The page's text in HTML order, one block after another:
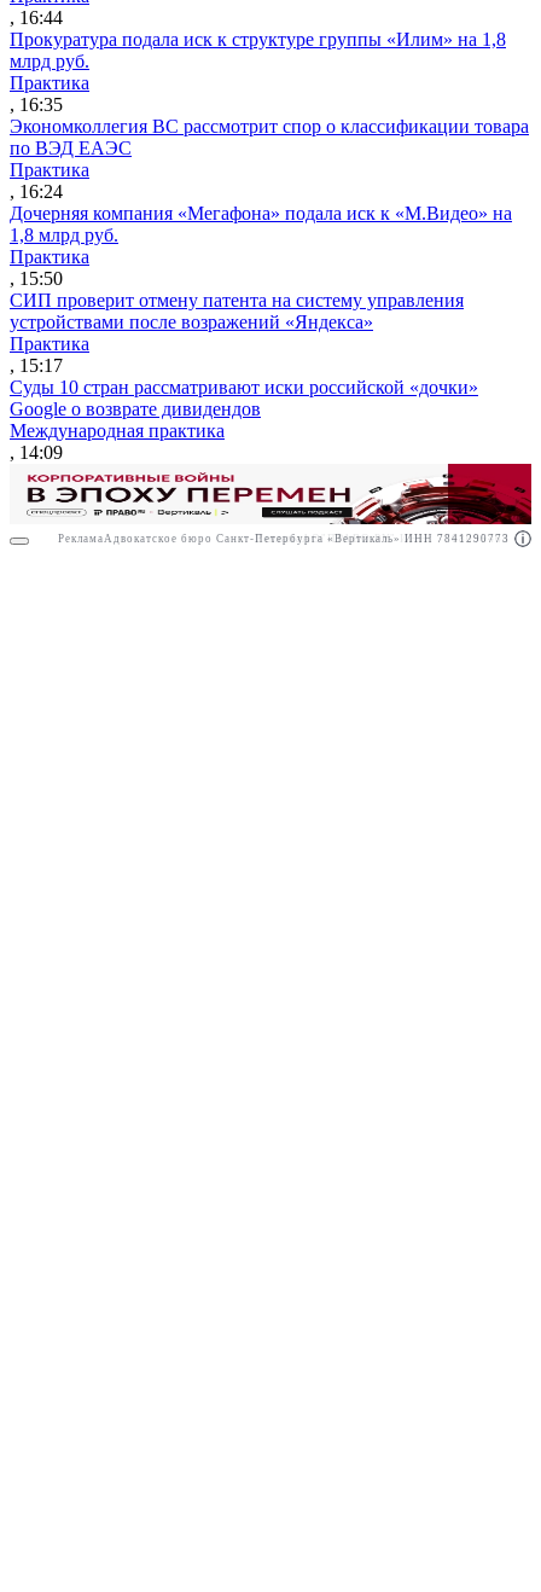
РекламаАО"ПРАВО.РУ" ИНН: 7708095468
, 16:44
Прокуратура подала иск к структуре группы «Илим» на 1,8
млрд руб.
Практика
, 16:35
Экономколлегия ВС рассмотрит спор о классификации товара
по ВЭД ЕАЭС
Практика
, 16:24
Дочерняя компания «Мегафона» подала иск к «М.Видео» на
1,8 млрд руб.
Практика
, 15:50
СИП проверит отмену патента на систему управления
устройствами после возражений «Яндекса»
Практика
, 15:17
Суды 10 стран рассматривают иски российской «дочки»
Google о возврате дивидендов
Международная практика
, 14:09
Реклама Адвокатское бюро Санкт-Петербурга «Вертикаль» ИНН 7841290773